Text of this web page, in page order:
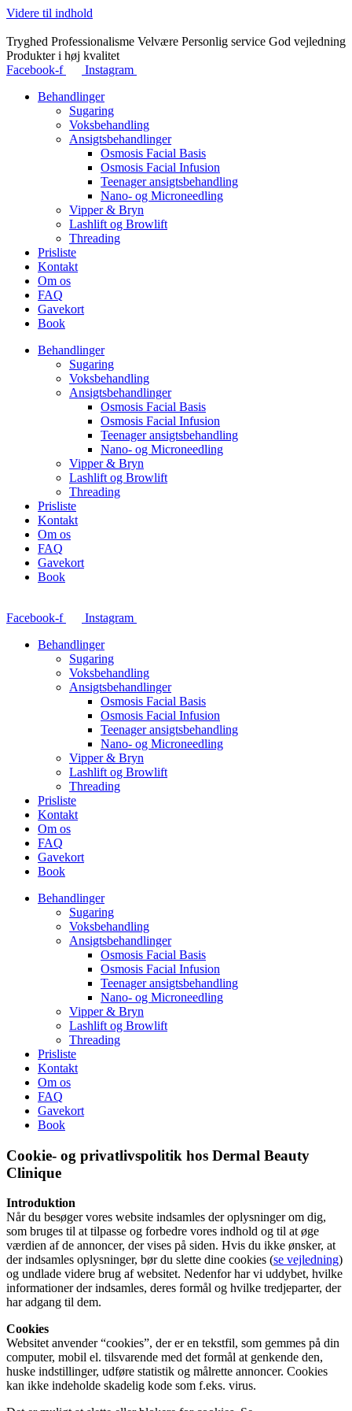
Videre til indhold
Tryghed Professionalisme Velvære Personlig service God vejledning
Produkter i høj kvalitet
Facebook-f
Instagram
Behandlinger
Sugaring
Voksbehandling
Ansigtsbehandlinger
Osmosis Facial Basis
Osmosis Facial Infusion
Teenager ansigtsbehandling
Nano- og Microneedling
Vipper & Bryn
Lashlift og Browlift
Threading
Prisliste
Kontakt
Om os
FAQ
Gavekort
Book
Behandlinger
Sugaring
Voksbehandling
Ansigtsbehandlinger
Osmosis Facial Basis
Osmosis Facial Infusion
Teenager ansigtsbehandling
Nano- og Microneedling
Vipper & Bryn
Lashlift og Browlift
Threading
Prisliste
Kontakt
Om os
FAQ
Gavekort
Book
Facebook-f
Instagram
Behandlinger
Sugaring
Voksbehandling
Ansigtsbehandlinger
Osmosis Facial Basis
Osmosis Facial Infusion
Teenager ansigtsbehandling
Nano- og Microneedling
Vipper & Bryn
Lashlift og Browlift
Threading
Prisliste
Kontakt
Om os
FAQ
Gavekort
Book
Behandlinger
Sugaring
Voksbehandling
Ansigtsbehandlinger
Osmosis Facial Basis
Osmosis Facial Infusion
Teenager ansigtsbehandling
Nano- og Microneedling
Vipper & Bryn
Lashlift og Browlift
Threading
Prisliste
Kontakt
Om os
FAQ
Gavekort
Book
Cookie- og privatlivspolitik hos Dermal Beauty
Clinique
Introduktion
Når du besøger vores website indsamles der oplysninger om dig,
som bruges til at tilpasse og forbedre vores indhold og til at øge
værdien af de annoncer, der vises på siden. Hvis du ikke ønsker, at
der indsamles oplysninger, bør du slette dine cookies (se vejledning)
og undlade videre brug af websitet. Nedenfor har vi uddybet, hvilke
informationer der indsamles, deres formål og hvilke tredjeparter, der
har adgang til dem.
Cookies
Websitet anvender “cookies”, der er en tekstfil, som gemmes på din
computer, mobil el. tilsvarende med det formål at genkende den,
huske indstillinger, udføre statistik og målrette annoncer. Cookies
kan ikke indeholde skadelig kode som f.eks. virus.